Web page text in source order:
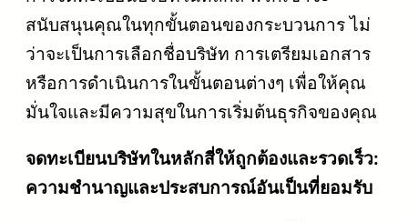
สนับสนุนคุณในทุกขั้นตอนของกระบวนการ ไม่
ว่าจะเป็นการเลือกชื่อบริษัท การเตรียมเอกสาร
หรือการดำเนินการในขั้นตอนต่างๆ เพื่อให้คุณ
มั่นใจและมีความสุขในการเริ่มต้นธุรกิจของคุณ
จดทะเบียนบริษัทในหลักสี่ให้ถูกต้องและรวดเร็ว:
ความชำนาญและประสบการณ์อันเป็นที่ยอมรับ